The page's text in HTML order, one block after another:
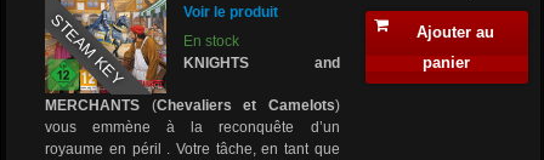
STEAM KEY
Voir le produit
En stock
KNIGHTS and
MERCHANTS (Chevaliers et Camelots)
vous emmène à la reconquête d’un
royaume en péril . Votre tâche, en tant que
Ajouter au
panier